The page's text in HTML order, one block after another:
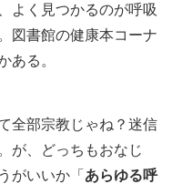
よく見つかるのが呼吸
図書館の健康本コーナ
ある。
全部宗教じゃね？迷信
が、どっちもおなじ
がいいか「 あらゆる呼